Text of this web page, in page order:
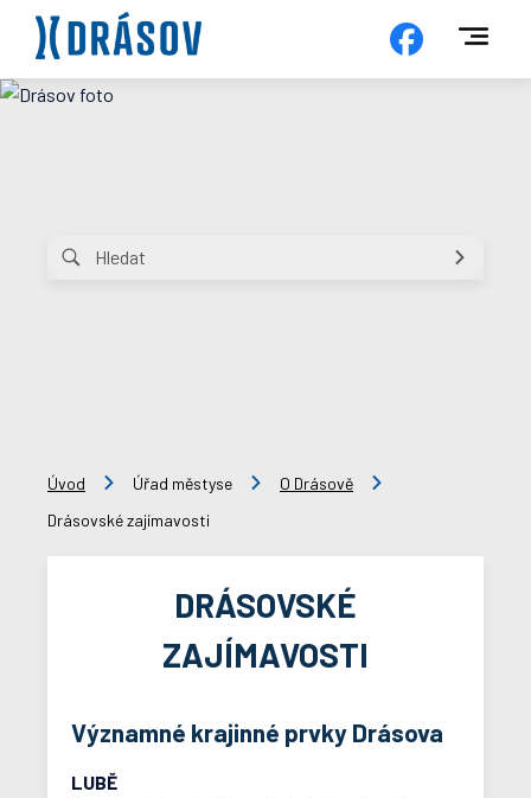
Úvod Úřad městyse
O Drásově
Drásovské zajímavosti
DRÁSOVSKÉ
ZAJÍMAVOSTI
Významné krajinné prvky Drásova
LUBĚ